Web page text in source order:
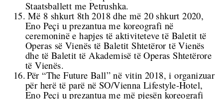
Staatsballett me Petrushka.
15. Më 8 shkurt 8th 2018 dhe më 20 shkurt 2020,
Eno Peçi u prezantua me koreografi në
ceremoninë e hapjes të aktiviteteve të Baletit të
Operas së Vienës të Baletit Shtetëror të Vienës
dhe të Baletit të Akademisë të Operas Shtetërore
të Vienës.
16.Për “The Future Ball” në vitin 2018, i organizuar
për herë të parë në SO/Vienna Lifestyle-Hotel,
Eno Peçi u prezantua me më pjesën koreografi